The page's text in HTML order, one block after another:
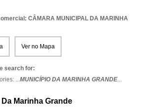
CÂMARA MUNICIPAL DA MARINHA
Ver no Mapa
search for:
...MUNICÍPIO DA MARINHA GRANDE...
Marinha Grande